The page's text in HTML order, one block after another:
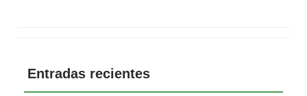
Entradas recientes